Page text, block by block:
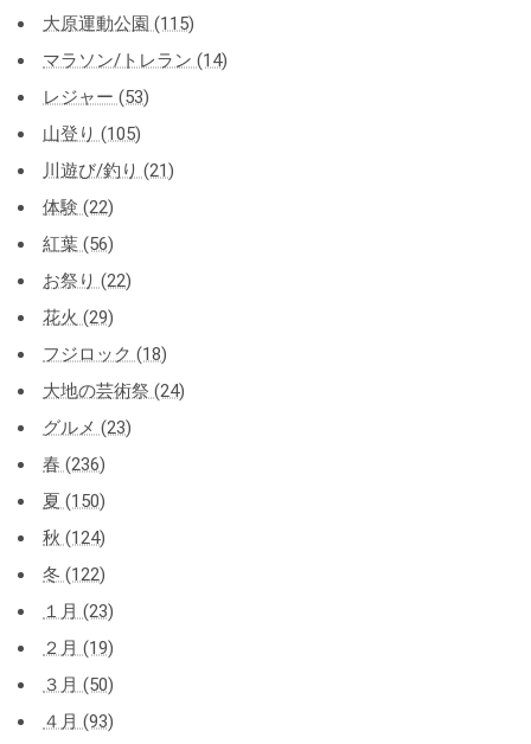
大原運動公園 (115)
マラソン/トレラン (14)
レジャー (53)
山登り (105)
川遊び/釣り (21)
体験 (22)
紅葉 (56)
お祭り (22)
花火 (29)
フジロック (18)
大地の芸術祭 (24)
グルメ (23)
春 (236)
夏 (150)
秋 (124)
冬 (122)
１月 (23)
２月 (19)
３月 (50)
４月 (93)